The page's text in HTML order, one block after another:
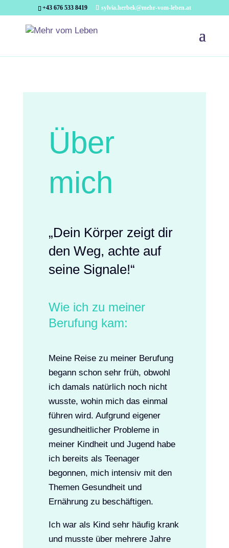
+43 676 533 8419 sylvia.herbek@mehr-vom-leben.at
Über
mich
„Dein Körper zeigt dir
den Weg, achte auf
seine Signale!“
Wie ich zu meiner
Berufung kam:
Meine Reise zu meiner Berufung
begann schon sehr früh, obwohl
ich damals natürlich noch nicht
wusste, wohin mich das einmal
führen wird. Aufgrund eigener
gesundheitlicher Probleme in
meiner Kindheit und Jugend habe
ich bereits als Teenager
begonnen, mich intensiv mit den
Themen Gesundheit und
Ernährung zu beschäftigen.
Ich war als Kind sehr häufig krank
und musste über mehrere Jahre